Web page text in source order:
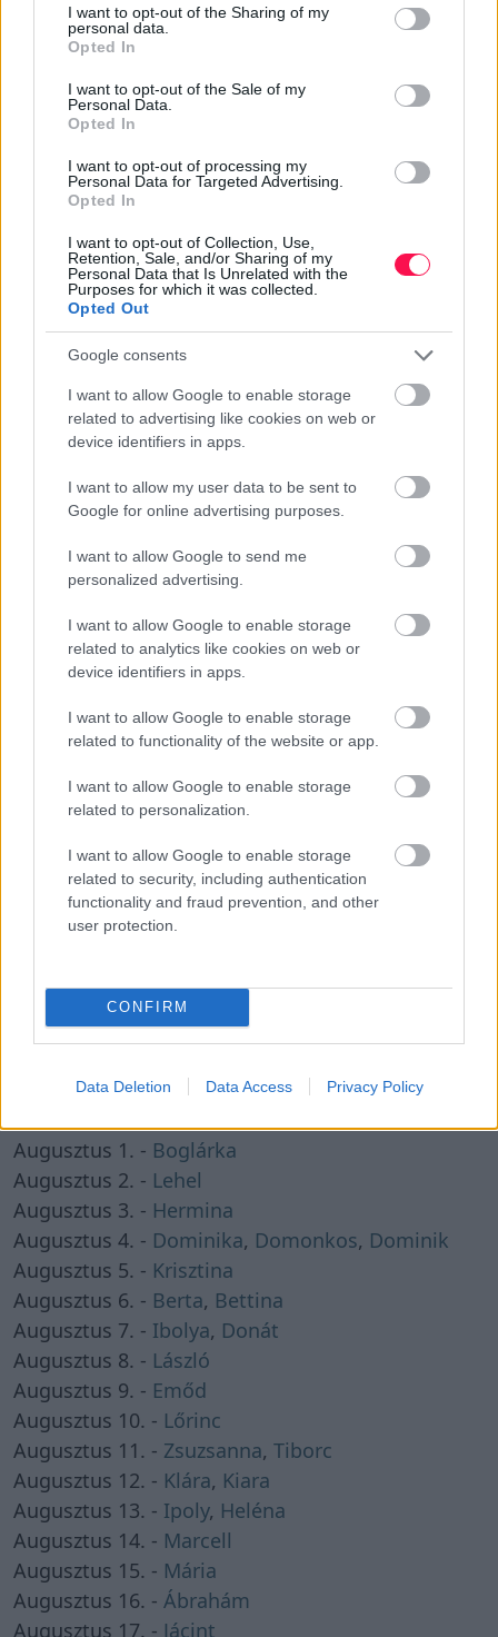
not limited to your visit or usage behaviour. You may click to
grant or deny consent to Google and its third-party tags to
use your data for below specified purposes in below Google
consent section.
I want to opt-out of the Sharing of my
personal data.
Opted In
I want to opt-out of the Sale of my
Personal Data.
Opted In
I want to opt-out of processing my
Personal Data for Targeted Advertising.
Opted In
I want to opt-out of Collection, Use,
Retention, Sale, and/or Sharing of my
Personal Data that Is Unrelated with the
Purposes for which it was collected.
Opted Out
Google consents
I want to allow Google to enable storage
related to advertising like cookies on web or
device identifiers in apps.
I want to allow my user data to be sent to
Google for online advertising purposes.
I want to allow Google to send me
personalized advertising.
I want to allow Google to enable storage
related to analytics like cookies on web or
device identifiers in apps.
I want to allow Google to enable storage
related to functionality of the website or app.
I want to allow Google to enable storage
related to personalization.
I want to allow Google to enable storage
related to security, including authentication
functionality and fraud prevention, and other
user protection.
CONFIRM
Data Deletion Data Access Privacy Policy
GYAKRAN ISMÉTELT KÉRDÉSEK AZ
ELEONÓRA NÉVNAPRÓL
MIKOR VAN ELEONÓRA NÉVNAP?
Eleonóra hagyományos névnapjafebruár 21-énvan.
Ezen a napon köszöntik Magyarországon
leggyakrabban az Eleonóra nevűeket.
MILYEN EREDETŰ AZ ELEONÓRA NÉV?
Az Eleonóra
Névnapok ABC sorrendben
Névnapok hónapok szerint
Milyen névnap van ma?
KÖZELGŐ NÉVNAPOK
Augusztus 12. -Klára, Kiara
Augusztus 13. -Ipoly,Heléna
Augusztus 14. -Marcell
NÉVNAP KERESŐ
Keres
Augusztus 1. - Boglárka
Augusztus 2. - Lehel
Augusztus 3. - Hermina
Augusztus 4. - Dominika, Domonkos, Dominik
Augusztus 5. - Krisztina
Augusztus 6. - Berta, Bettina
Augusztus 7. - Ibolya, Donát
Augusztus 8. - László
Augusztus 9. - Emőd
Augusztus 10. - Lőrinc
Augusztus 11. - Zsuzsanna, Tiborc
Augusztus 12. - Klára, Kiara
Augusztus 13. - Ipoly, Heléna
Augusztus 14. - Marcell
Augusztus 15. - Mária
Augusztus 16. - Ábrahám
Augusztus 17. - Jácint